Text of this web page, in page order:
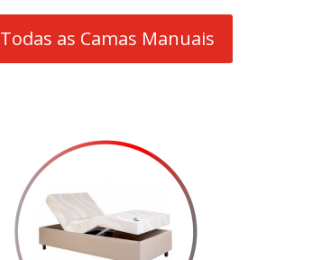
Todas as Camas Manuais